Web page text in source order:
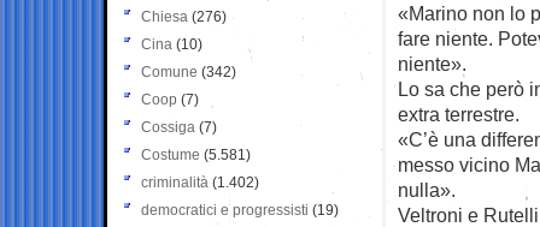
«Marino non lo
fare niente.
niente».
Lo sa che però
extra terrestre.
«C’è una
messo vicino
nulla».
Veltroni e
Chiesa (276)
Cina (10)
Comune (342)
Coop (7)
Cossiga (7)
Costume (5.581)
criminalità (1.402)
democratici e progressisti (19)